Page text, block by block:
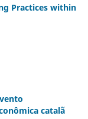
Practices within
catalã